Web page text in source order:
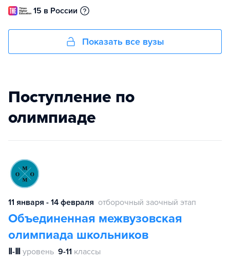
15 в России
Показать все вузы
Поступление по
олимпиаде
11 января - 14 февраля отборочный заочный этап
Объединенная межвузовская
олимпиада школьников
Ⅱ-Ⅲ уровень 9-11 классы